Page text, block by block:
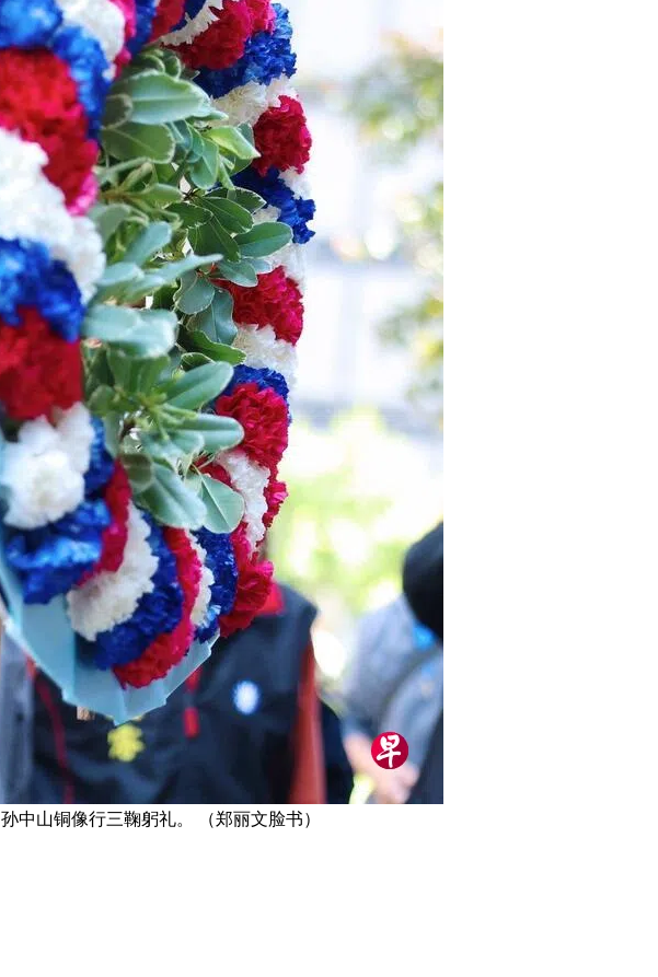
中山铜像行三鞠躬礼。 （郑丽文脸书）